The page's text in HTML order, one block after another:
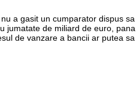
a gasit un cumparator dispus
de miliard de euro,
de vanzare a bancii ar putea